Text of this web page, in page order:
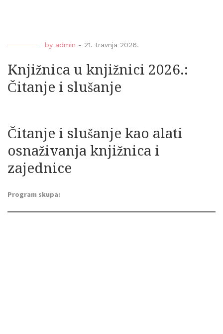
by admin - 21. travnja 2026.
Knjižnica u knjižnici 2026.:
Čitanje i slušanje
Čitanje i slušanje kao alati
osnaživanja knjižnica i
zajednice
Program skupa: